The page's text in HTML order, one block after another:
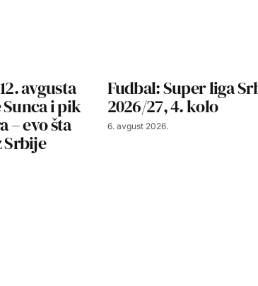
avgusta
i pik
– evo šta
Srbije
Fudbal: Super liga
2026/27, 4. kolo
6. avgust 2026.